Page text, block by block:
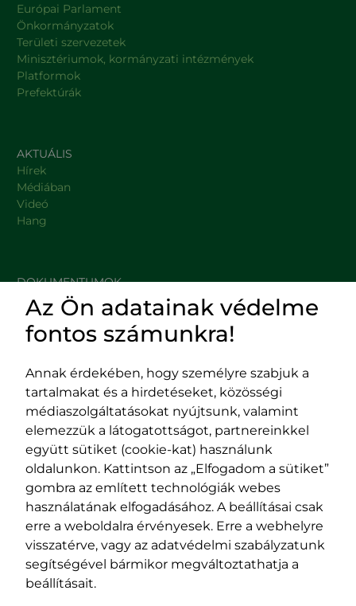
Európai Parlament
Önkormányzatok
Területi szervezetek
Minisztériumok, kormányzati intézmények
Platformok
Prefektúrák
AKTUÁLIS
Hírek
Médiában
Videó
Hang
DOKUMENTUMOK
HASZNOS LINKEK
Impresszum
Adatvédelmi szabályzat
EPP program
400029 Kolozsvár,
Fürdő (Card. Iuliu Hossu) utca, 41.
szám
tel/fax:0723 250 321
email:office@rmdsz.ro
400489 Kolozsvár,
Majális utca, 60.
szám
tel/fax:0264 590 758
email:
office@rmdsz.ro
Az Ön adatainak védelme
fontos számunkra!
Annak érdekében, hogy személyre szabjuk a
tartalmakat és a hirdetéseket, közösségi
médiaszolgáltatásokat nyújtsunk, valamint
elemezzük a látogatottságot, partnereinkkel
együtt sütiket (cookie-kat) használunk
oldalunkon. Kattintson az „Elfogadom a sütiket”
gombra az említett technológiák webes
használatának elfogadásához. A beállításai csak
erre a weboldalra érvényesek. Erre a webhelyre
visszatérve, vagy az adatvédelmi szabályzatunk
segítségével bármikor megváltoztathatja a
beállításait.